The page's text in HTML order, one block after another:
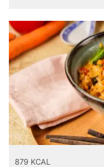
879 KCAL